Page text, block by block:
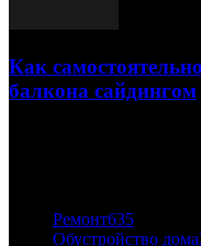
Как
балкона сайдингом
Ремонт635
Обустройство дома